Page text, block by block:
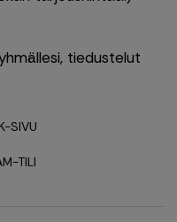
tiedustelut
SIVU
TILI